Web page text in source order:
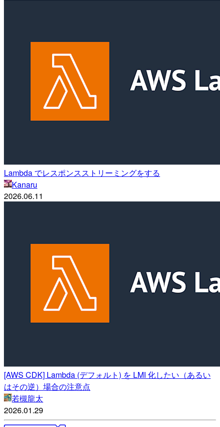
Lambda でレスポンスストリーミングをする
Kanaru
2026.06.11
[AWS CDK] Lambda (デフォルト) を LMI 化したい（あるい
はその逆）場合の注意点
若槻龍太
2026.01.29